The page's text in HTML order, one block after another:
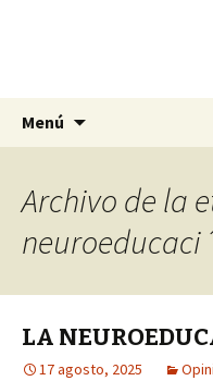
La Yunta de
La nueva opción
Menú
Archivo de la
LA
17 agosto, 2025